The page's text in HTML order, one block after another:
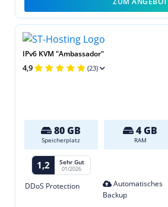
IPv6 KVM "Ambassador"
4,9 (23)
80 GB
Speicherplatz
4 GB
RAM
1,2 Sehr Gut
01/2026
DDoS Protection
Automatisches
Backup